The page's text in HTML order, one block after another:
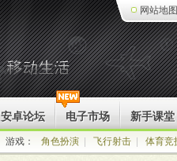
网站地图
安卓论坛 电子市场 新手课堂
游戏： 角色扮演 飞行射击 体育竞